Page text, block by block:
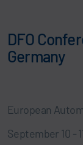
DFO
Germany
European
September 10 -